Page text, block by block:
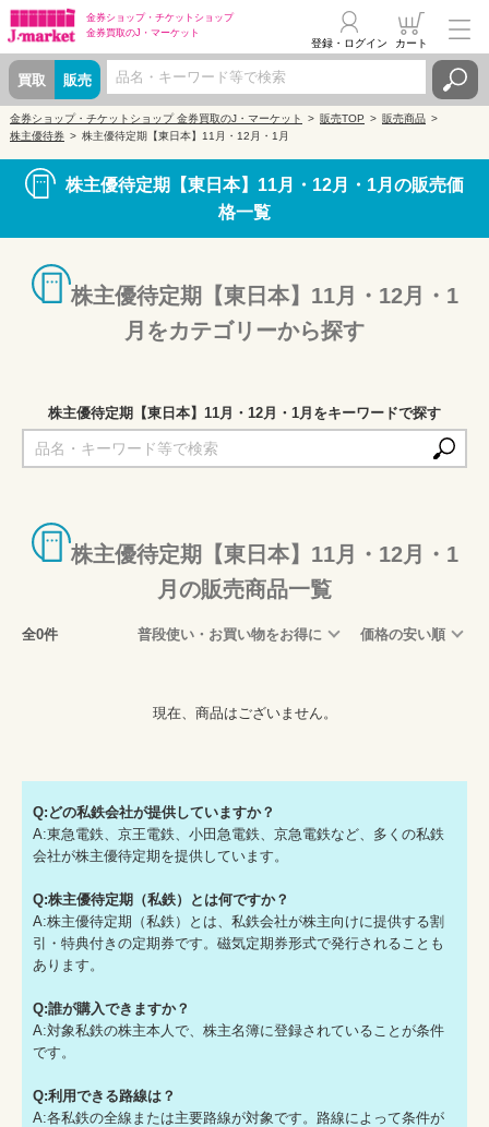
金券ショップ・ チケットショップ
金券買取のJ・マーケット
買取 販売
登録・ログイン カート
金券ショップ・チケットショップ 金券買取のJ・マーケット 販売TOP
販売商品
株主優待券
株主優待定期【東日本】11月・12月・1月
株主優待定期【東日本】11月・12月・1月の販売価
格一覧
株主優待定期【東日本】11月・12月・1
月をカテゴリーから探す
株主優待定期【東日本】11月・12月・1月をキーワードで探す
株主優待定期【東日本】11月・12月・1
月の販売商品一覧
全0件 普段使い・お買い物をお得に 価格の安い順
現在、商品はございません。
Q:どの私鉄会社が提供していますか？
A:東急電鉄、京王電鉄、小田急電鉄、京急電鉄など、多くの私鉄
会社が株主優待定期を提供しています。
Q:株主優待定期（私鉄）とは何ですか？
A:株主優待定期（私鉄）とは、私鉄会社が株主向けに提供する割
引・特典付きの定期券です。磁気定期券形式で発行されることも
あります。
Q:誰が購入できますか？
A:対象私鉄の株主本人で、株主名簿に登録されていることが条件
です。
Q:利用できる路線は？
A:各私鉄の全線または主要路線が対象です。路線によって条件が